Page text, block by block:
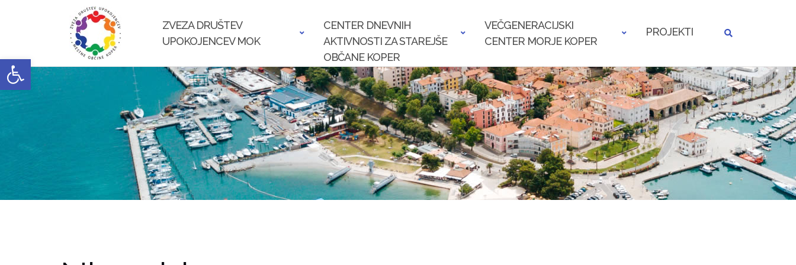
Open toolbar
ZVEZA DRUŠTEV
UPOKOJENCEV MOK
CENTER DNEVNIH
AKTIVNOSTI ZA STAREJŠE
OBČANE KOPER
VEČGENERACIJSKI
CENTER MORJE KOPER
PROJEKTI